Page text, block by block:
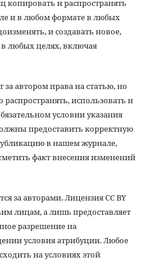
копировать и распространять
и в любом формате в любых
и создавать новое,
в любых целях, включая
за автором права на статью, но
распространять, использовать и
условии указания
предоставить корректную
в нашем журнале,
факт внесения изменений
за авторами. Лицензия CC BY
лицам, а лишь предоставляет
разрешение на
условия атрибуции. Любое
на условиях этой